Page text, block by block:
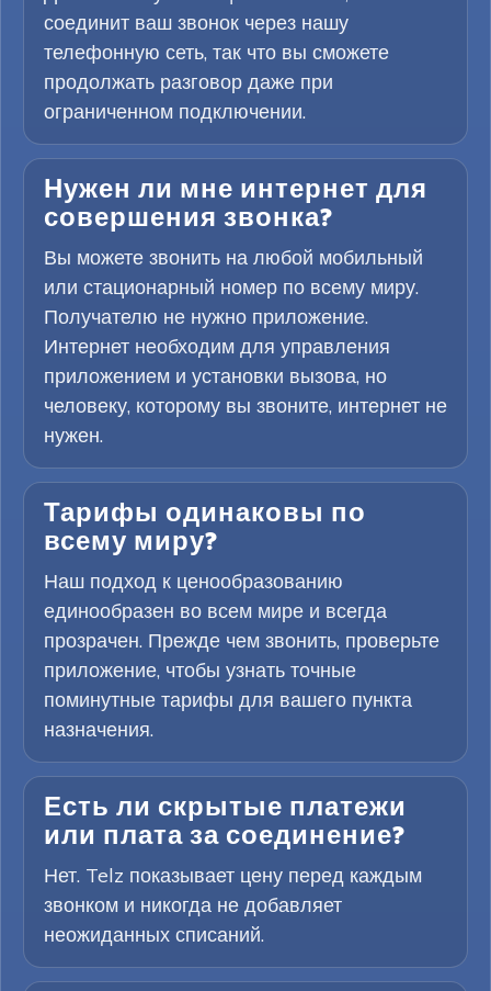
соединит ваш звонок через нашу
телефонную сеть, так что вы сможете
продолжать разговор даже при
ограниченном подключении.
Нужен ли мне интернет для
совершения звонка?
Вы можете звонить на любой мобильный
или стационарный номер по всему миру.
Получателю не нужно приложение.
Интернет необходим для управления
приложением и установки вызова, но
человеку, которому вы звоните, интернет не
нужен.
Тарифы одинаковы по
всему миру?
Наш подход к ценообразованию
единообразен во всем мире и всегда
прозрачен. Прежде чем звонить, проверьте
приложение, чтобы узнать точные
поминутные тарифы для вашего пункта
назначения.
Есть ли скрытые платежи
или плата за соединение?
Нет. Telz показывает цену перед каждым
звонком и никогда не добавляет
неожиданных списаний.